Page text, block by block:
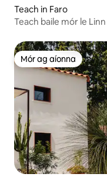
Teach in Faro
Teach baile mór le
Mór ag aíonna
Mór ag aíonna